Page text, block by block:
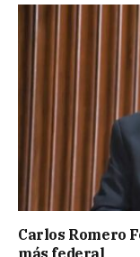
Carlos Romero